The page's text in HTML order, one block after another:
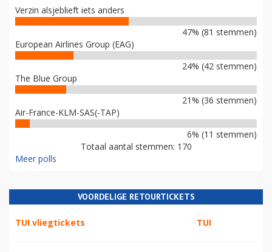
Verzin alsjeblieft iets anders
47% (81 stemmen)
European Airlines Group (EAG)
24% (42 stemmen)
The Blue Group
21% (36 stemmen)
Air-France-KLM-SAS(-TAP)
6% (11 stemmen)
Totaal aantal stemmen: 170
Meer polls
VOORDELIGE RETOURTICKETS
TUI vliegtickets TUI